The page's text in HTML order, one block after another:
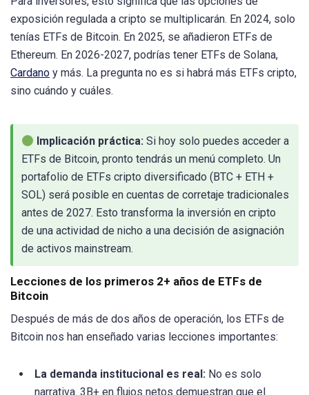
exposición regulada a cripto se multiplicarán. En 2024, solo
tenías ETFs de Bitcoin. En 2025, se añadieron ETFs de
Ethereum. En 2026-2027, podrías tener ETFs de Solana,
Cardano y más. La pregunta no es si habrá más ETFs cripto,
sino cuándo y cuáles.
Implicación práctica: Si hoy solo puedes acceder a
ETFs de Bitcoin, pronto tendrás un menú completo. Un
portafolio de ETFs cripto diversificado (BTC + ETH +
SOL) será posible en cuentas de corretaje tradicionales
antes de 2027. Esto transforma la inversión en cripto
de una actividad de nicho a una decisión de asignación
de activos mainstream.
Lecciones de los primeros 2+ años de ETFs de
Bitcoin
Después de más de dos años de operación, los ETFs de
Bitcoin nos han enseñado varias lecciones importantes:
La demanda institucional es real: No es solo
narrativa. 3B+ en flujos netos demuestran que el